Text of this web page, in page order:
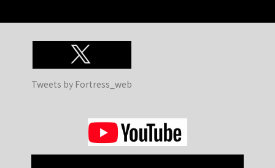
Tweets by Fortress_web